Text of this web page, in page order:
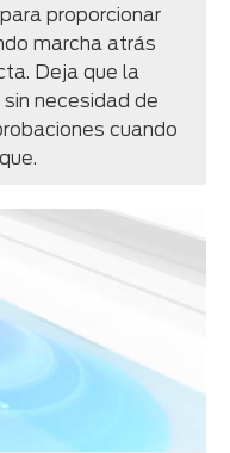
proporcionar
marcha atrás
Deja que la
necesidad de
cuando